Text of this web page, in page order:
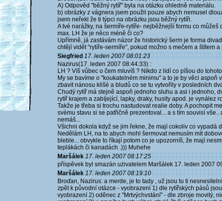
A) Odpověd "běžný rytíř" byla na otázku ohledně materiálu.
b) obrázky z vágnera jsem použil pouze abych nemusel
jsem neřekl že ti týpci na obrázku jsou běžný rytíři.
A tvé narážky, na šermíře-rytíře- nejběžnejší formu co
max. LH že je něco méně či co?
Upřímně, já zastávám názor že historický šerm je forma
chtějí vidět "rytíře-sermíře", pokud možno s mečem a štítem
Siegfried 17. leden 2007 08:01:23
Nazirus(17. leden 2007 08:44:33) :
LH ? Víš vůbec o čem mluvíš ? Nikdo z lidí co píšou do
My se bavíme o "koukatelném minimu" a to je by věci aspoň
zbavit nánosu klišé a bludů co se tu vytvořily v posledních
Chudý rytíř má stejně aspoň jednoho sluhu a asi i jednoho,
rytíř krajem a zabíjející, lapky, draky, husity apod. je vynález
Takže je třeba si trochu nastudovat realie doby. A pochopit
svému stavu si se patřičně prezentoval... a s tím souvisí
nemáš...
Všichni dokola když se jim řekne, že mají cokoliv co vypadá
Nedělám LH, na to abych mohl šermovat nemusím mít
bleble... obvykle to říkají potom co je upozorníš, že mají
teplákách či kanadách .))) Muhehe
Maršálek 17. leden 2007 08:17:25
příspěvek byl smazán użivatelem Maršálek 17. leden 2007
Maršálek 17. leden 2007 08:19:10
Broďan, Nazirus: a merde, je to tady , už jsou tu ti
zpět k původní otázce - vyobrazení 1) dle rytířských pásů
vyobrazení 2) oděnec z "Mrtvýchvstání" - dle zbroje movitý,